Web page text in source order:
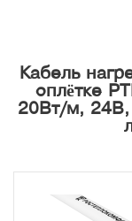
Кабель
оплётке
20Вт/м, 24В,